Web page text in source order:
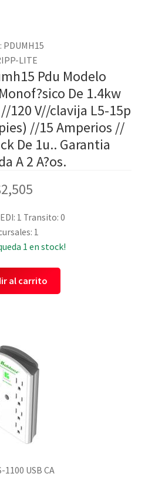
PDUMH15
LITE
Pdu Modelo
De 1.4kw
120 V//clavija L5-15p
//15 Amperios //
De 1u.. Garantia
A 2 A?os.
2,505
1 Transito: 0
1
1 en stock!
al carrito
1100 USB CA